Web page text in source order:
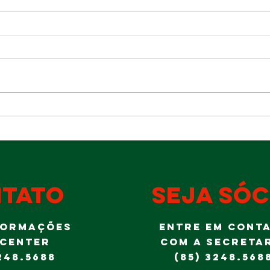
dos Pais
a
seja
ENTRE EM
COM A
(85)